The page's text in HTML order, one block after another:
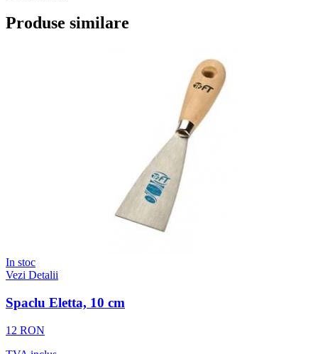
Produse similare
In stoc
Vezi Detalii
Spaclu Eletta, 10 cm
12 RON